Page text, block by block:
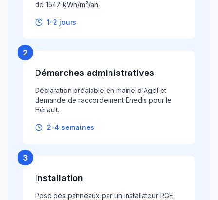
de 1547 kWh/m²/an.
1-2 jours
2
Démarches administratives
Déclaration préalable en mairie d'Agel et
demande de raccordement Enedis pour le
Hérault.
2-4 semaines
3
Installation
Pose des panneaux par un installateur RGE